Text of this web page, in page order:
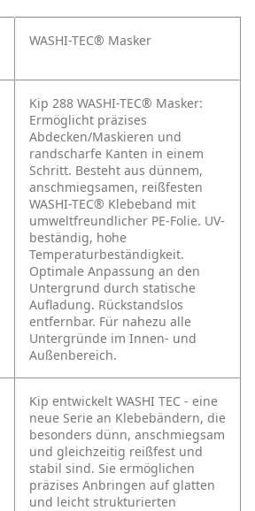
WASHI-TEC® Masker
Kip 288 WASHI-TEC® Masker:
Ermöglicht präzises
Abdecken/Maskieren und
randscharfe Kanten in einem
Schritt. Besteht aus dünnem,
anschmiegsamen, reißfesten
WASHI-TEC® Klebeband mit
umweltfreundlicher PE-Folie. UV-
beständig, hohe
Temperaturbeständigkeit.
Optimale Anpassung an den
Untergrund durch statische
Aufladung. Rückstandslos
entfernbar. Für nahezu alle
Untergründe im Innen- und
Außenbereich.
Kip entwickelt WASHI TEC - eine
neue Serie an Klebebändern, die
besonders dünn, anschmiegsam
und gleichzeitig reißfest und
stabil sind. Sie ermöglichen
präzises Anbringen auf glatten
und leicht strukturierten